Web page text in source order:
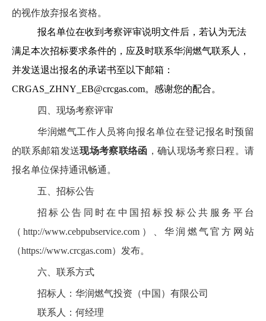
的视作放弃报名资格。
报名单位在收到考察评审说明文件后，若认为无法
满足本次招标要求条件的，应及时联系华润燃气联系人，
并发送退出报名的承诺书至以下邮箱：
CRGAS_ZHNY_EB@crcgas.com。感谢您的配合。
四、 现场考察评审
华润燃气工作人员将向报名单位在登记报名时预留
的联系邮箱发送现场考察联络函 ，确认现场考察日程。请
报名单位保持通讯畅通。
五、 招标公告
招标公告同时在中国招标投标公共服务平台
（http://www.cebpubservice.com ）、华润燃气官方网站
（https://www.crcgas.com）发布。
六、 联系方式
招标人：华润燃气投资（中国）有限公司
联系人：何经理